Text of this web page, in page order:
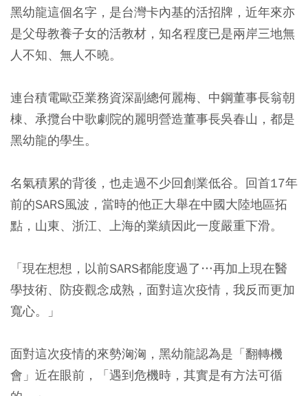
黑幼龍這個名字，是台灣卡內基的活招牌，近年來亦
是父母教養子女的活教材，知名程度已是兩岸三地無
人不知、無人不曉。
連台積電歐亞業務資深副總何麗梅、中鋼董事長翁朝
棟、承攬台中歌劇院的麗明營造董事長吳春山，都是
黑幼龍的學生。
名氣積累的背後，也走過不少回創業低谷。回首17年
前的SARS風波，當時的他正大舉在中國大陸地區拓
點，山東、浙江、上海的業績因此一度嚴重下滑。
「現在想想，以前SARS都能度過了…再加上現在醫
學技術、防疫觀念成熟，面對這次疫情，我反而更加
寬心。」
面對這次疫情的來勢洶洶，黑幼龍認為是「翻轉機
會」近在眼前，「遇到危機時，其實是有方法可循